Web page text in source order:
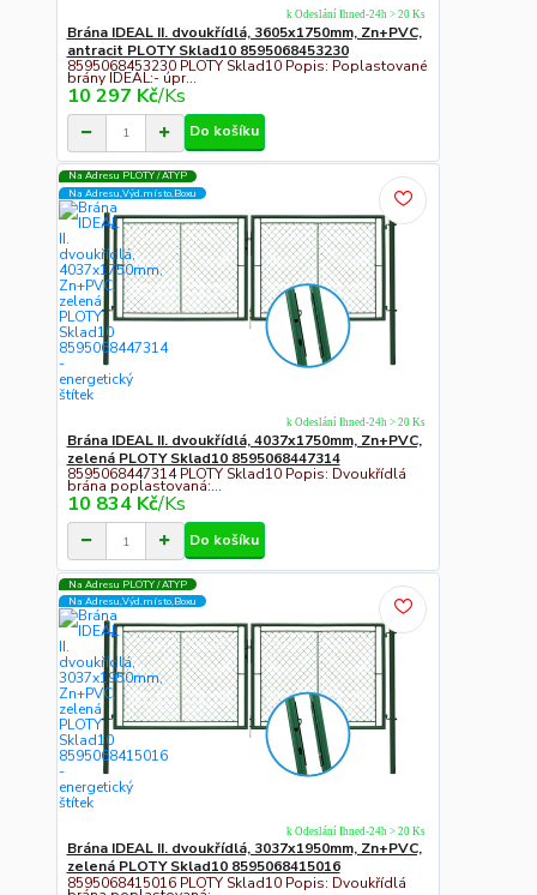
Brána IDEAL II. dvoukřídlá, 3605x1750mm, Zn+PVC,
antracit PLOTY Sklad10 8595068453230
8595068453230 PLOTY Sklad10 Popis: Poplastované
brány IDEAL:- úpr...
10 297 Kč/Ks
k Odeslání Ihned-24h > 20 Ks
Do košíku
Na Adresu PLOTY / ATYP
Na Adresu,Výd.místo,Boxu
Brána IDEAL II. dvoukřídlá, 4037x1750mm, Zn+PVC,
zelená PLOTY Sklad10 8595068447314
8595068447314 PLOTY Sklad10 Popis: Dvoukřídlá
brána poplastovaná:...
10 834 Kč/Ks
k Odeslání Ihned-24h > 20 Ks
Do košíku
Na Adresu PLOTY / ATYP
Na Adresu,Výd.místo,Boxu
Brána IDEAL II. dvoukřídlá, 3037x1950mm, Zn+PVC,
zelená PLOTY Sklad10 8595068415016
8595068415016 PLOTY Sklad10 Popis: Dvoukřídlá
k Odeslání Ihned-24h > 20 Ks